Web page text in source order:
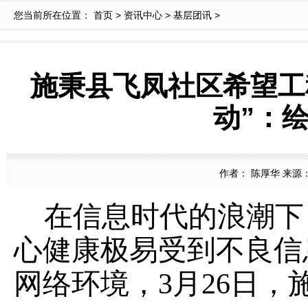
您当前所在位置： 首页 > 资讯中心 > 基层团讯 >
施秉县飞凤社区希望
动”：
作者： 陈厚华 来源
在信息时代的浪潮下
心健康极易受到不良
网络环境， 3月26日，